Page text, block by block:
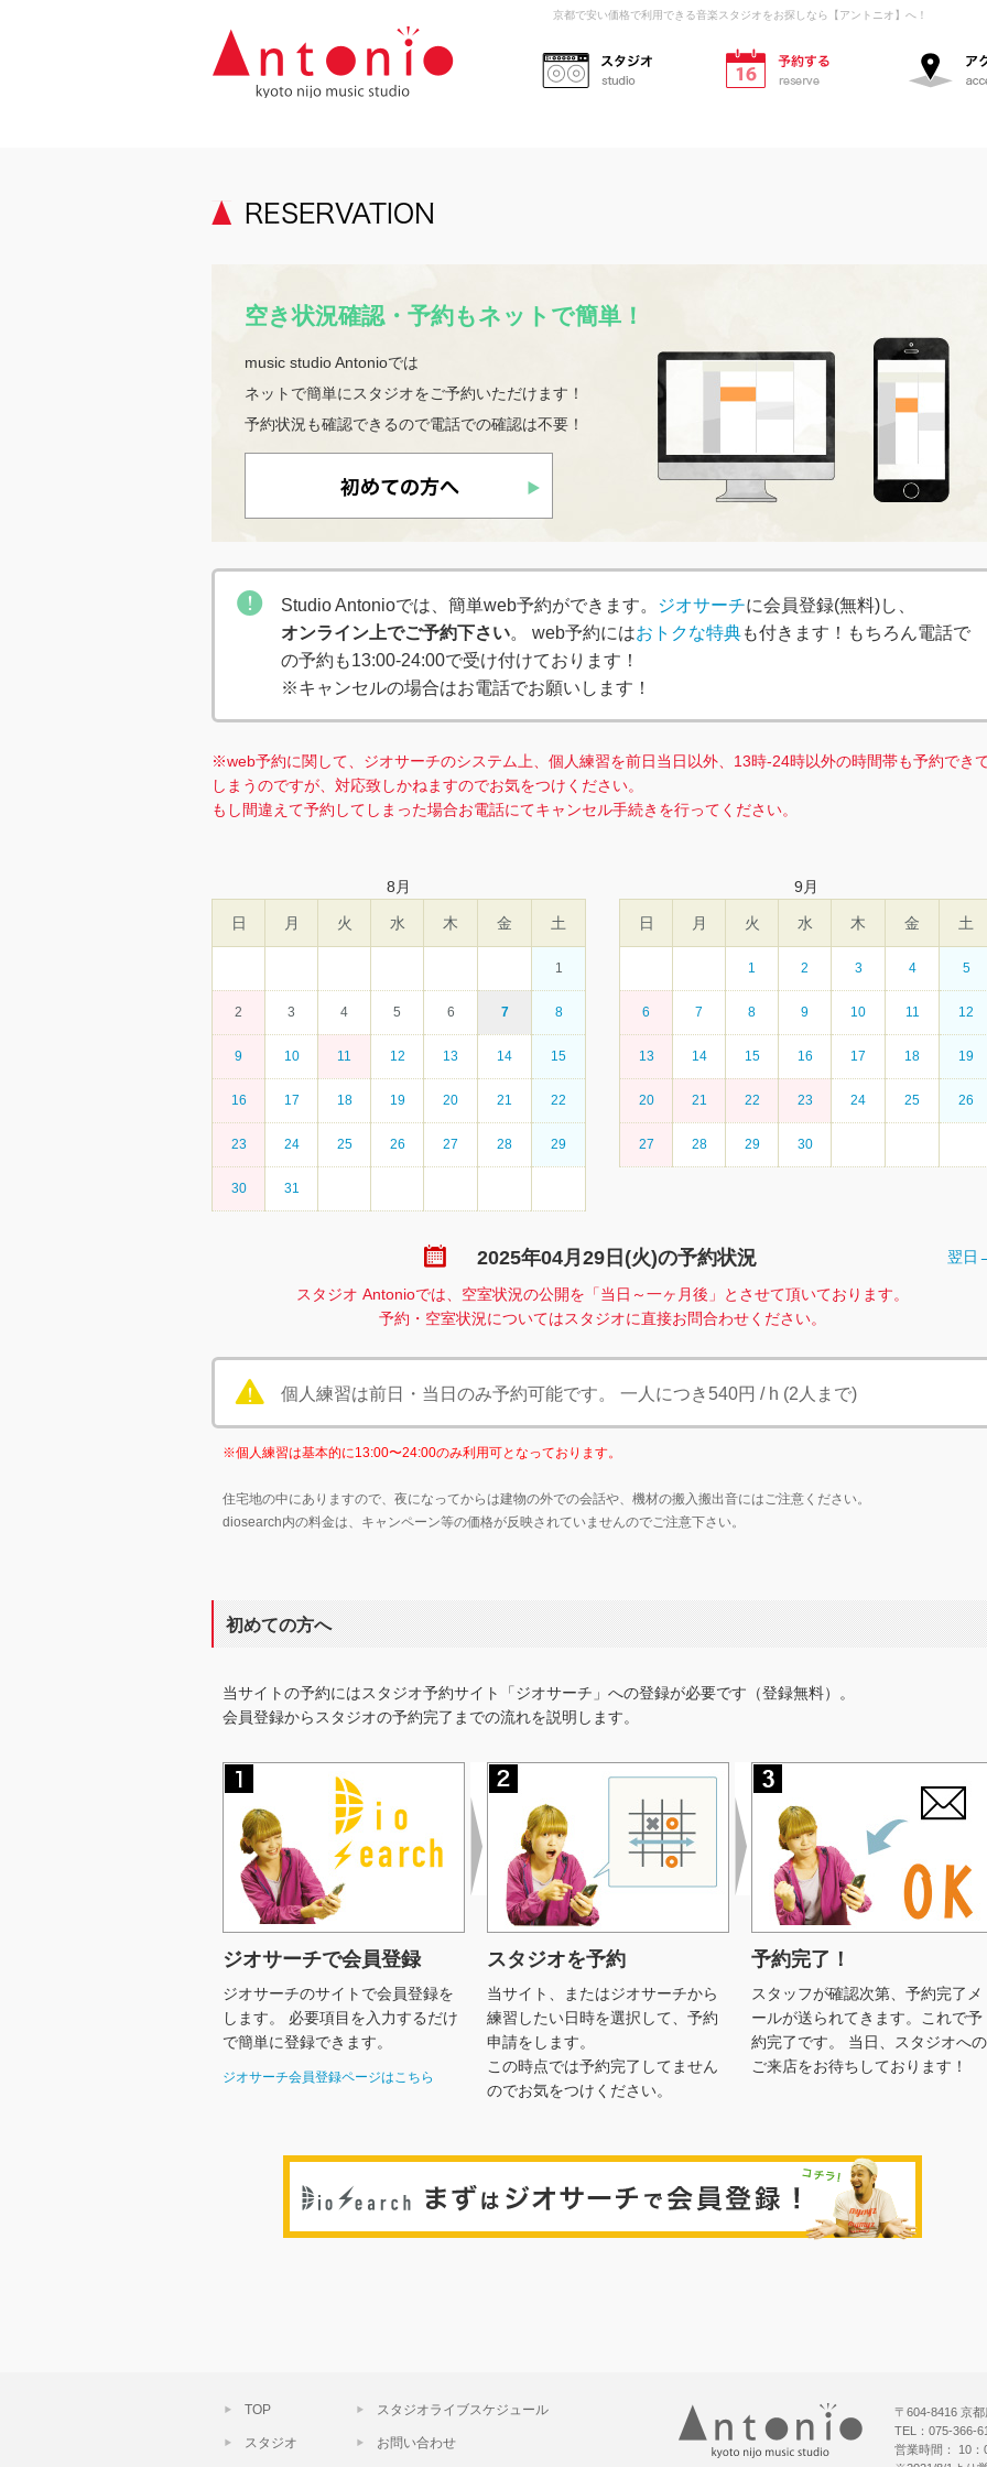
京都で安い価格で利用できる音楽スタジオをお探しなら【アントニオ】へ！
スタジオ
空き状況確認・予約もネットで簡単！
music studio Antonioでは
ネットで簡単にスタジオをご予約いただけます！
予約状況も確認できるので電話での確認は不要！
Studio Antonioでは、簡単web予約ができます。 ジオサーチに会員登録(無料)し、
オンライン上でご予約下さい。 web予約にはおトクな特典も付きます！もちろん電話で
の予約も13:00-24:00で受け付けております！
※キャンセルの場合はお電話でお願いします！
※web予約に関して、ジオサーチのシステム上、個人練習を前日当日以外、13時-24時以外の時間帯も予約でき
しまうのですが、対応致しかねますのでお気をつけください。
もし間違えて予約してしまった場合お電話にてキャンセル手続きを行ってください。
8 月
日 月 火 水 木 金 土
1
2 3 4 5 6 7 8
9 10 11 12 13 14 15
16 17 18 19 20 21 22
23 24 25 26 27 28 29
30 31
9 月
日 月 火 水 木 金 土
1 2 3 4 5
6 7 8 9 10 11 12
13 14 15 16 17 18 19
20 21 22 23 24 25 26
27 28 29 30
翌日
2025年04月29日(火)の予約状況
スタジオ Antonioでは、空室状況の公開を「当日～一ヶ月後」とさせて頂いております。
予約・空室状況についてはスタジオに直接お問合わせください。
個人練習は前日・当日のみ予約可能です。 一人につき540円 / h (2人まで)
※個人練習は基本的に13:00〜24:00のみ利用可となっております。
住宅地の中にありますので、夜になってからは建物の外での会話や、機材の搬入搬出音にはご注意ください。
diosearch内の料金は、キャンペーン等の価格が反映されていませんのでご注意下さい。
初めての方へ
当サイトの予約にはスタジオ予約サイト「ジオサーチ」への登録が必要です（登録無料）。
会員登録からスタジオの予約完了までの流れを説明します。
ジオサーチで会員登録
ジオサーチのサイトで会員登録を
します。 必要項目を入力するだけ
で簡単に登録できます。
ジオサーチ会員登録ページはこちら
スタジオを予約
当サイト、またはジオサーチから
練習したい日時を選択して、予約
申請をします。
この時点では予約完了してません
のでお気をつけください。
予約完了！
スタッフが確認次第、予約完了メ
ールが送られてきます。これで予
約完了です。 当日、スタジオへの
ご来店をお待ちしております！
TOP
スタジオ
スタジオライブスケジュール
お問い合わせ
〒604-8416 京
TEL：075-366-
営業時間： 10：